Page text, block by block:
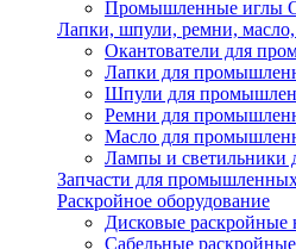
Промышленные иглы
Лапки, шпули, ремни, масло,
Окантователи для
Лапки для
Шпули для
Ремни для
Масло для
Лампы и светильники
Запчасти для
Раскройное оборудование
Дисковые раскройные
Сабельные